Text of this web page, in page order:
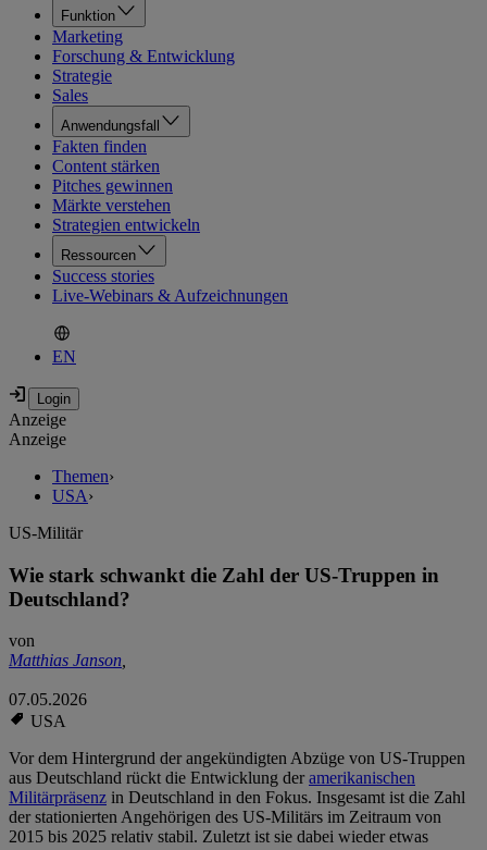
Funktion
Marketing
Forschung & Entwicklung
Strategie
Sales
Anwendungsfall
Fakten finden
Content stärken
Pitches gewinnen
Märkte verstehen
Strategien entwickeln
Ressourcen
Success stories
Live-Webinars & Aufzeichnungen
EN
Anzeige
Anzeige
Themen›
USA›
US-Militär
Wie stark schwankt die Zahl der US-Truppen in
Deutschland?
von
Matthias Janson,
07.05.2026
USA
Vor dem Hintergrund der angekündigten Abzüge von US-Truppen
aus Deutschland rückt die Entwicklung deramerikanischen
Militärpräsenz in Deutschland in den Fokus. Insgesamt ist die Zahl
der stationierten Angehörigen des US-Militärs im Zeitraum von
2015 bis 2025 relativ stabil. Zuletzt ist sie dabei wieder etwas